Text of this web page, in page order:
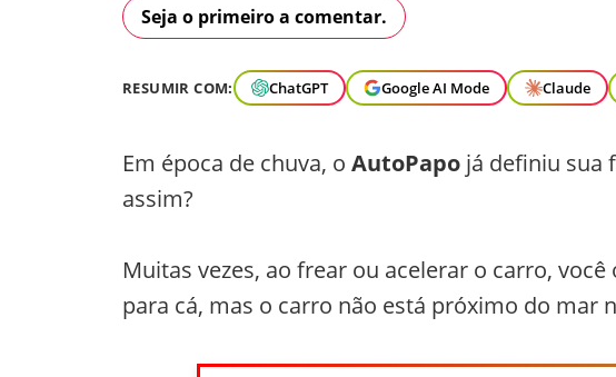
Seja o primeiro a comentar.
RESUMIR COM: ChatGPT Google AI Mode Claude
Em época de chuva, o AutoPapo já definiu sua
assim?
Muitas vezes, ao frear ou acelerar o carro,
para cá, mas o carro não está próximo do mar